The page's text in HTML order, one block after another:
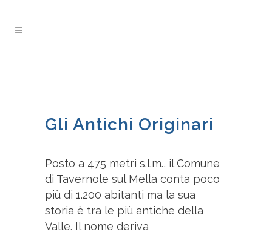
Gli Antichi Originari
Posto a 475 metri s.l.m., il Comune
di Tavernole sul Mella conta poco
più di 1.200 abitanti ma la sua
storia è tra le più antiche della
Valle. Il nome deriva